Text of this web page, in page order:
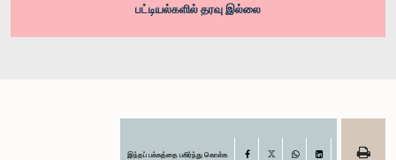
பட்டியல்களில் தரவு இல்லை
இந்தப் பக்கத்தை பகிர்ந்து கொள்க Facebook